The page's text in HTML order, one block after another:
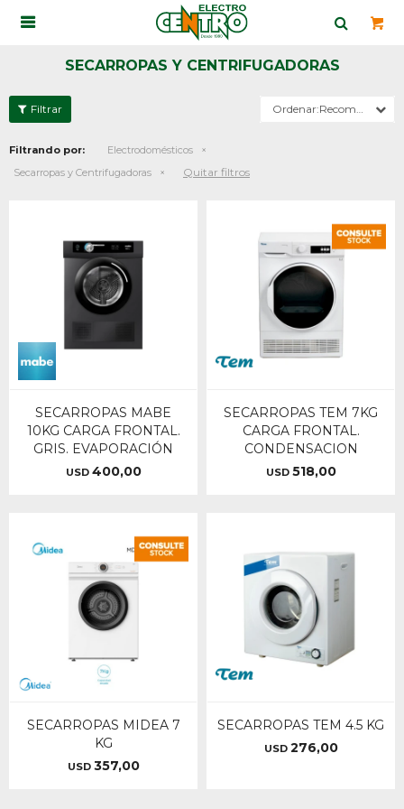

SECARROPAS Y CENTRIFUGADORAS
Recomendados
Filtrando por:
Electrodomésticos
Secarropas y Centrifugadoras
Quitar filtros
SECARROPAS MABE
10KG CARGA FRONTAL.
GRIS. EVAPORACIÓN
USD 400,00
SECARROPAS TEM 7KG
CARGA FRONTAL.
CONDENSACION
USD 518,00
SECARROPAS MIDEA 7
KG
USD 357,00
SECARROPAS TEM 4.5 KG
USD 276,00